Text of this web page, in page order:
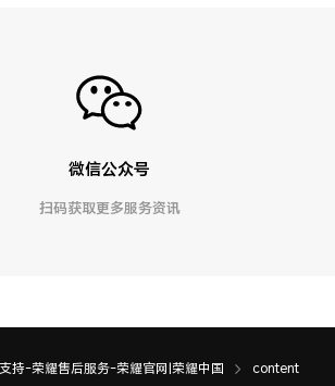
微信公众号
扫码获取更多服务资讯
持-荣耀售后服务-荣耀官网|荣耀中国 content